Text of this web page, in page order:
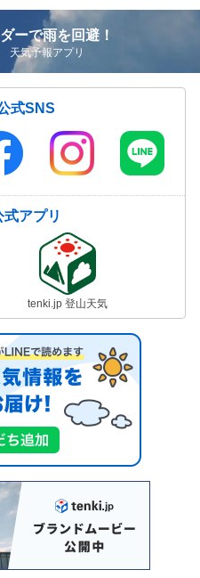
ーで雨を回避！
天気予報アプリ
式SNS
アプリ
tenki.jp 登山天気